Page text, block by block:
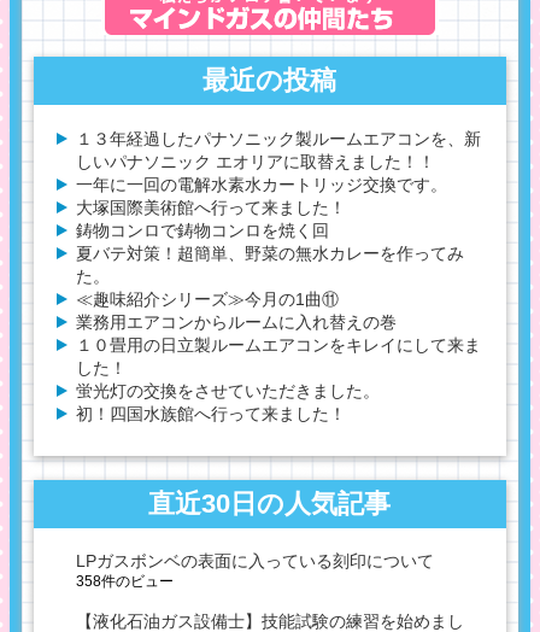
最近の投稿
１３年経過したパナソニック製ルームエアコンを、新
しいパナソニック エオリアに取替えました！！
一年に一回の電解水素水カートリッジ交換です。
大塚国際美術館へ行って来ました！
鋳物コンロで鋳物コンロを焼く回
夏バテ対策！超簡単、野菜の無水カレーを作ってみ
た。
≪趣味紹介シリーズ≫今月の1曲⑪
業務用エアコンからルームに入れ替えの巻
１０畳用の日立製ルームエアコンをキレイにして来ま
した！
蛍光灯の交換をさせていただきました。
初！四国水族館へ行って来ました！
直近30日の人気記事
LPガスボンベの表面に入っている刻印について
358件のビュー
【液化石油ガス設備士】技能試験の練習を始めまし